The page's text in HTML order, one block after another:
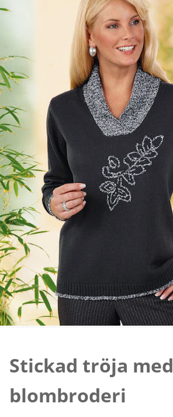
Stickad tröja med
blombroderi